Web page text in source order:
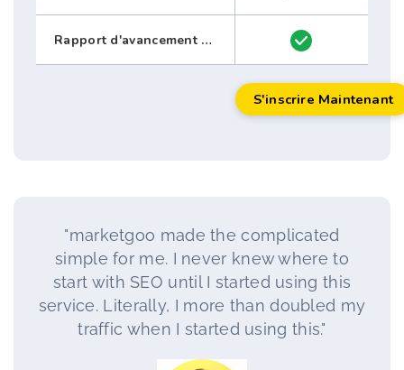
Rapport d'avancement mensuel
S'inscrire Maintenant
"marketgoo made the complicated
simple for me. I never knew where to
start with SEO until I started using this
service. Literally, I more than doubled my
traffic when I started using this."